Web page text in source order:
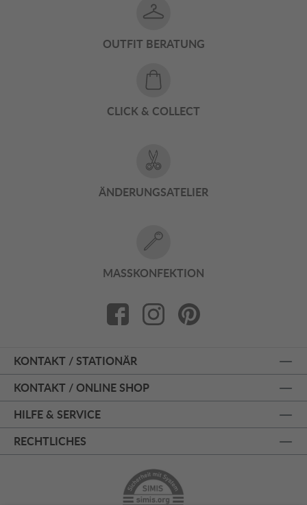
OUTFIT BERATUNG
CLICK & COLLECT
ÄNDERUNGSATELIER
MASSKONFEKTION
KONTAKT / STATIONÄR
KONTAKT / ONLINE SHOP
HILFE & SERVICE
RECHTLICHES